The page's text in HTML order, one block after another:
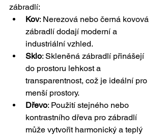
zábradlí:
Kov: Nerezová nebo černá kovová
zábradlí dodají moderní a
industriální vzhled.
Sklo: Skleněná zábradlí přinášejí
do prostoru lehkost a
transparentnost, což je ideální pro
menší prostory.
Dřevo: Použití stejného nebo
kontrastního dřeva pro zábradlí
může vytvořit harmonický a teplý